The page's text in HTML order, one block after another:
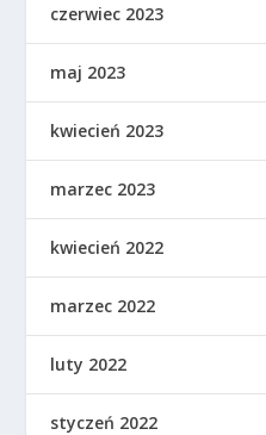
czerwiec 2023
maj 2023
kwiecień 2023
marzec 2023
kwiecień 2022
marzec 2022
luty 2022
styczeń 2022